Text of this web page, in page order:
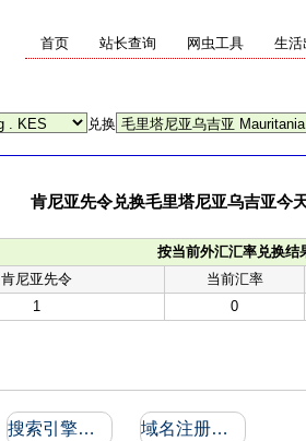
首页 站长查询 网虫工具 生活
兑换
肯尼亚先令兑换毛里塔尼亚乌吉亚今
按当前外汇汇率兑换结
肯尼亚先令
当前汇率
1
0
搜索引擎收录和反向链接 域名注册信息